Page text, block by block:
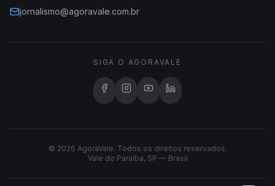
jornalismo@agoravale.com.br
SIGA O AGORAVALE
© 2026 AgoraVale. Todos os direitos reservados.
Vale do Paraíba, SP — Brasil